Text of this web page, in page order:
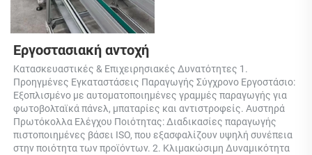
Εργοστασιακή αντοχή
Κατασκευαστικές & Επιχειρησιακές Δυνατότητες 1.
Προηγμένες Εγκαταστάσεις Παραγωγής Σύγχρονο Εργοστάσιο:
Εξοπλισμένο με αυτοματοποιημένες γραμμές παραγωγής για
φωτοβολταϊκά πάνελ, μπαταρίες και αντιστροφείς. Αυστηρά
Πρωτόκολλα Ελέγχου Ποιότητας: Διαδικασίες παραγωγής
πιστοποιημένες βάσει ISO, που εξασφαλίζουν υψηλή συνέπεια
στην ποιότητα των προϊόντων. 2. Κλιμακώσιμη Δυναμικότητα